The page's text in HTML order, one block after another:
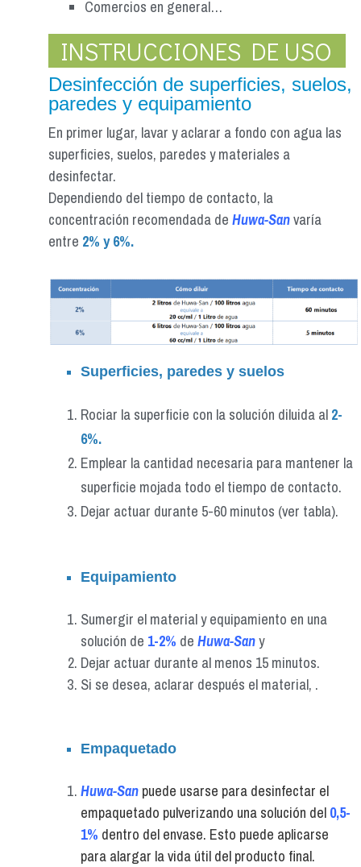
Comercios en general…
INSTRUCCIONES DE USO
Desinfección de superficies, suelos,
paredes y equipamiento
En primer lugar, lavar y aclarar a fondo con agua las
superficies, suelos, paredes y materiales a
desinfectar.
Dependiendo del tiempo de contacto, la
concentración recomendada de Huwa-Sanvaría
entre 2% y 6%.
Superficies, paredes y suelos
Rociar la superficie con la solución diluida al 2-
6%.
Emplear la cantidad necesaria para mantener la
superficie mojada todo el tiempo de contacto.
Dejar actuar durante 5-60 minutos (ver tabla).
Equipamiento
Sumergir el material y equipamiento en una
solución de 1-2% de Huwa-Sany
Dejar actuar durante al menos 15 minutos.
Si se desea, aclarar después el material, .
Empaquetado
Huwa-San puede usarse para desinfectar el
empaquetado pulverizando una solución del 0,5-
1% dentro del envase. Esto puede aplicarse
para alargar la vida útil del producto final.